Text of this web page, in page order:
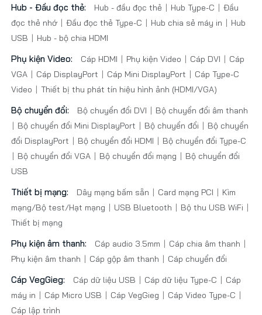
Hub - Đầu đọc thẻ: Hub - đầu đọc thẻ Hub Type-C
Đầu
đọc thẻ nhớ
Đầu đọc thẻ Type-C Hub chia sẻ máy in
Hub
USB
Hub - bộ chia HDMI
Phụ kiện Video: Cáp HDMI Phụ kiện Video Cáp DVI
Cáp
VGA
Cáp DisplayPort Cáp Mini DisplayPort
Cáp Type-C
Video
Thiết bị thu phát tín hiệu hình ảnh (HDMI/VGA)
Bộ chuyển đổi: Bộ chuyển đổi DVI
Bộ chuyển đổi âm thanh
Bộ chuyển đổi Mini DisplayPort
Bộ chuyển đổi
Bộ chuyển
đổi DisplayPort
Bộ chuyển đổi HDMI
Bộ chuyển đổi Type-C
Bộ chuyển đổi VGA
Bộ chuyển đổi mạng
Bộ chuyển đổi
USB
Thiết bị mạng: Dây mạng bấm sẵn Card mạng PCI
Kìm
mạng/Bộ test/Hạt mạng
USB Bluetooth
Bộ thu USB WiFi
Thiết bị mạng
Phụ kiện âm thanh: Cáp audio 3.5mm
Cáp chia âm thanh
Phụ kiện âm thanh
Cáp gộp âm thanh Cáp chuyển đổi
Cáp VegGieg: Cáp dữ liệu USB Cáp dữ liệu Type-C
Cáp
máy in
Cáp Micro USB Cáp VegGieg
Cáp Video Type-C
Cáp lập trình